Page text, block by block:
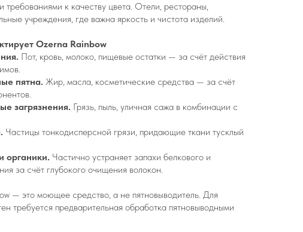
требованиями к качеству цвета. Отели, рестораны,
учреждения, где важна яркость и чистота изделий.
Ozerna Rainbow
Пот, кровь, молоко, пищевые остатки — за счёт действия
пятна. Жир, масла, косметические средства — за счёт
загрязнения. Грязь, пыль, уличная сажа в комбинации с
Частицы тонкодисперсной грязи, придающие ткани тусклый
органики. Частично устраняет запахи белкового и
за счёт глубокого очищения волокон.
— это моющее средство, а не пятновыводитель. Для
требуется предварительная обработка пятновыводными